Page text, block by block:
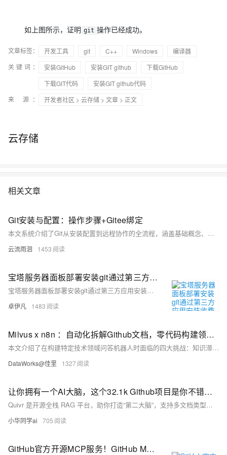
如上图所示，证明 git 操作已经成功。
文章标签： 开发工具 git C++ Windows
编译器
关键词：
安装GitHub 安装GIT github
下载GitHub
下载GIT代码
安装GIT github代码
来 源：
开发者社区 > 云存储 > 文章 > 正文
云存储
相关文章
Git安装与配置：操作步骤+Gitee绑定
本文系统介绍了Git从安装配置到远程协作的全流程，涵盖基础概念、常用命令、分支管理、冲突解决及Gitee实战操作，助你高效掌握代码版本控制与团队协作技巧。
云流雨洄 1453
宝塔服务器面板部署安装git通过第三方应用安装收费怎么办—bash: git: command not found解决方案-优雅草卓伊凡
宝塔服务器面板部署安装git通过第三方应用安装收费怎么办—bash: git: command not found解决方案-优雅草卓伊凡
卓伊凡 1483
Milvus x n8n ：自动化拆解Github文档，零代码构建领域知识智能问答
本文介绍了在构建特定技术领域问答机器人时面临的四大挑战：知识滞后性、信息幻觉、领域术语理解不足和知识库维护成本高。通过结合Milvus向量数据库和n8n低代码平台，提出了一种高效的解决方案。该方案利用Milvus的高性能向量检索和n8n的工作流编排能力，构建了一个可自动更新、精准回答技术问题的智能问答系统，并介绍了部署过程中的可观测性和安全性实现方法。
DataWorks@佳里 1327
让你拥有一个AI大脑，这个32.1k Github项目是你不错的选择，支持PDF、Markdown、代码、视频成为你的知识内容
Quivr 是开源全栈 RAG 平台，助你打造“第二大脑”，支持多文档类型与多种 LLM，实现智能搜索与聊天。具备语义检索、本地部署、隐私保护等功能，适用于个人知识管理与企业知识库，界面简洁易用，是高效智能问答的理想选择。
小华同学ai 705
GitHub官方开源MCP服务！GitHub MCP Server：无缝集成GitHub API，实现Git流程完全自动化